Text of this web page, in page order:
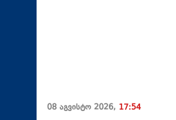
08 აგვისტო 2026, 17:54